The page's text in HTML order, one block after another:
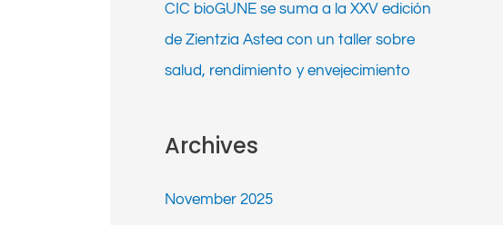
CIC bioGUNE se suma a la XXV edición
de Zientzia Astea con un taller sobre
salud, rendimiento y envejecimiento
Archives
November 2025